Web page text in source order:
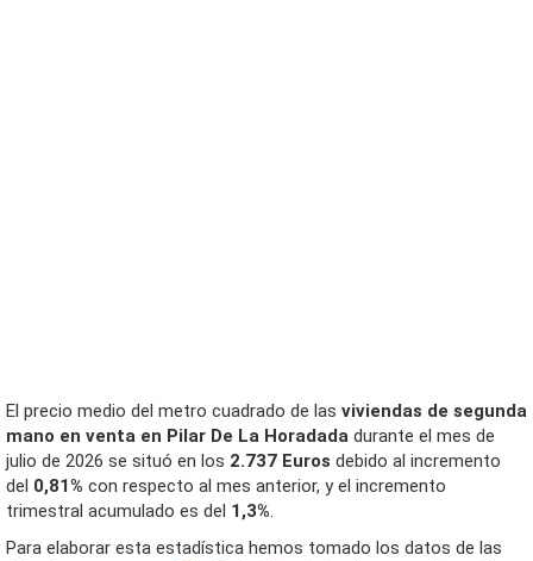
El precio medio del metro cuadrado de las viviendas de segunda
mano en venta en Pilar De La Horadada durante el mes de
julio de 2026 se situó en los 2.737 Euros debido al incremento
del 0,81% con respecto al mes anterior, y el incremento
trimestral acumulado es del 1,3%.
Para elaborar esta estadística hemos tomado los datos de las